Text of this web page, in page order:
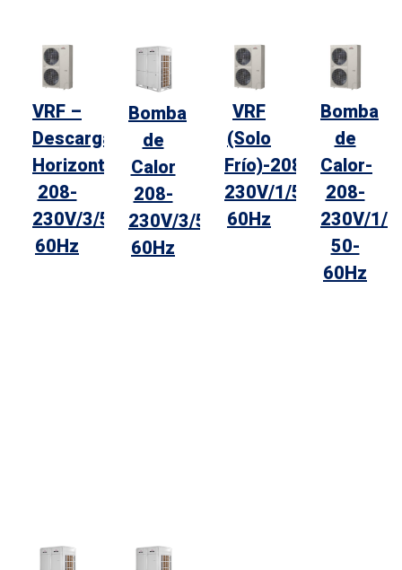
VRF –
Descarga
Horizontal
208-
230V/3/50-
60Hz
Bomba
de
Calor
208-
230V/3/50-
60Hz
VRF
(Solo
Frío)-208-
230V/1/50-
60Hz
Bomba
de
Calor-
208-
230V/1/
50-
60Hz